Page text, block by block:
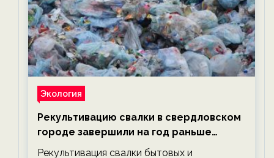
Экология
Рекультивацию свалки в свердловском
городе завершили на год раньше
планируемого срока — новости
Рекультивация свалки бытовых и